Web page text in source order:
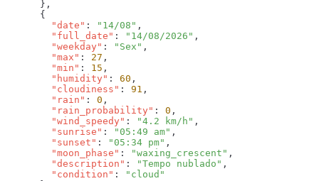
        "date"
: "14/08"
        "full_date"
: "14/08/2026"
        "weekday"
: "Sex"
        "max"
: 27
        "min"
: 15
        "humidity"
: 60
        "cloudiness"
: 91
        "rain"
: 0
        "rain_probability"
: 0
        "wind_speedy"
: "4.2 km/h"
        "sunrise"
: "05:49 am"
        "sunset"
: "05:34 pm"
        "moon_phase"
: "waxing_crescent"
        "description"
: "Tempo nublado"
        "condition"
: